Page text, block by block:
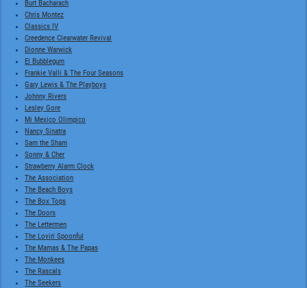
Burt Bacharach
Chris Montez
Classics IV
Creedence Clearwater Revival
Dionne Warwick
El Bubblegum
Frankie Valli & The Four Seasons
Gary Lewis & The Playboys
Johnny Rivers
Lesley Gore
Mi Mexico Olimpico
Nancy Sinatra
Sam the Sham
Sonny & Cher
Strawberry Alarm Clock
The Association
The Beach Boys
The Box Tops
The Doors
The Lettermen
The Lovin' Spoonful
The Mamas & The Papas
The Monkees
The Rascals
The Seekers